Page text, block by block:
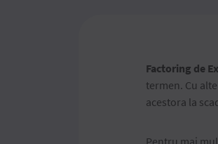
Factoring de
termen. Cu
acestora la
Pentru mai